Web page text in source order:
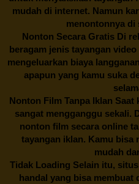
mudah di internet. Namun
menontonnya di
Nonton Secara Gratis Di
beragam jenis tayangan
mengeluarkan biaya
apapun yang kamu suka
Nonton Film Tanpa Iklan
sangat mengganggu sekali.
nonton film secara online
tayangan iklan. Kamu bisa
mudah
Tidak Loading Selain itu,
handal yang bisa membuat